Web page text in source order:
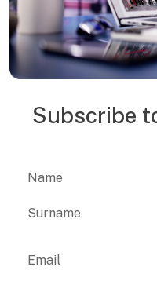
Subscribe
Name
Email